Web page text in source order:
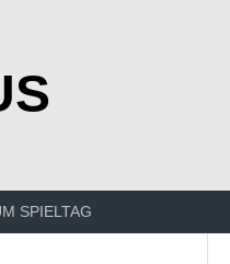
SPIELTAG